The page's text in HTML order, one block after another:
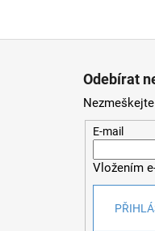
Odebírat
E-mail
Vložením